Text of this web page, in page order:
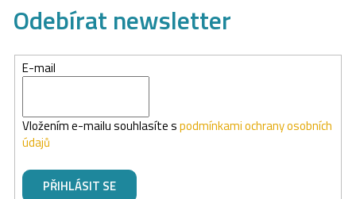
Odebírat newsletter
E-mail
Vložením e-mailu souhlasíte spodmínkami ochrany osobních
údajů
PŘIHLÁSIT SE